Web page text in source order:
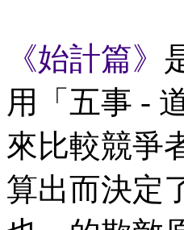
《始計篇》
用「五事 -
來比較競爭
算出而決定